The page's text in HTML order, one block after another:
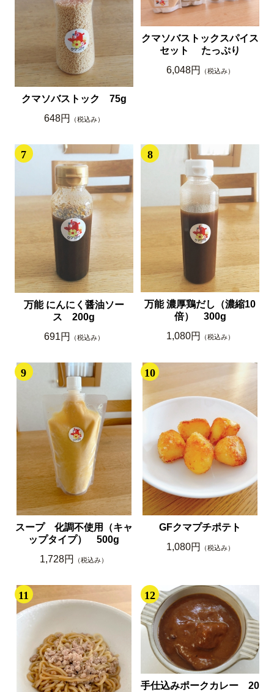
クマソバストック 75g
648円
（税込み）
クマソバストックスパイス
セット たっぷり
6,048円
（税込み）
7
万能 にんにく醤油ソー
ス 200g
691円
（税込み）
8
万能 濃厚鶏だし（濃縮10
倍） 300g
1,080円
（税込み）
9
スープ 化調不使用（キャ
ップタイプ） 500g
1,728円
（税込み）
10
GFクマプチポテト
1,080円
（税込み）
11 12
手仕込みポークカレー 20